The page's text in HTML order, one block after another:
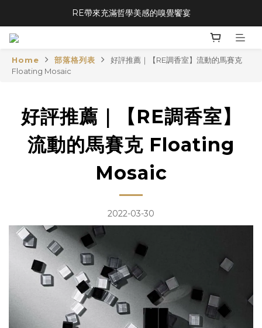
RE帶來充滿哲學美感的嗅覺饗宴
Home 部落格列表
好評推薦｜【RE調香室】流動的馬賽克
Floating Mosaic
好評推薦｜【RE調香室】
流動的馬賽克 Floating
Mosaic
2022-03-30